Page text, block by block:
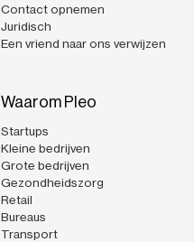
Contact opnemen
Juridisch
Een vriend naar ons verwijzen
Waarom Pleo
Startups
Kleine bedrijven
Grote bedrijven
Gezondheidszorg
Retail
Bureaus
Transport